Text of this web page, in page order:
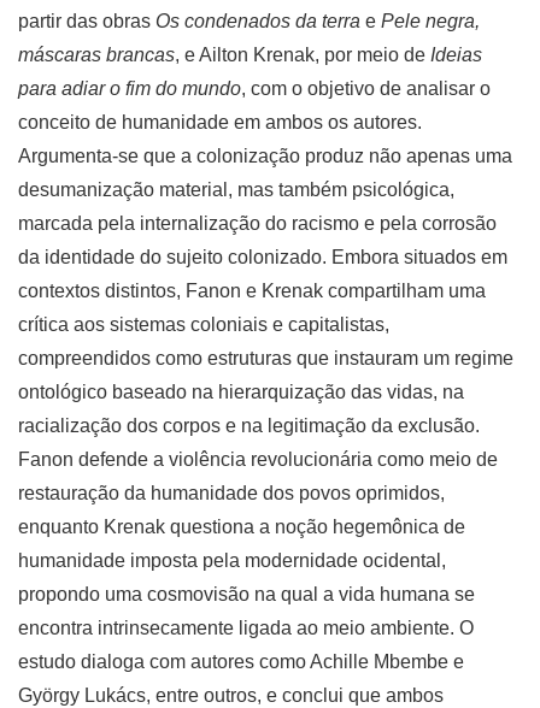
partir das obras Os condenados da terra e Pele negra,
máscaras brancas, e Ailton Krenak, por meio de Ideias
para adiar o fim do mundo, com o objetivo de analisar o
conceito de humanidade em ambos os autores.
Argumenta-se que a colonização produz não apenas uma
desumanização material, mas também psicológica,
marcada pela internalização do racismo e pela corrosão
da identidade do sujeito colonizado. Embora situados em
contextos distintos, Fanon e Krenak compartilham uma
crítica aos sistemas coloniais e capitalistas,
compreendidos como estruturas que instauram um regime
ontológico baseado na hierarquização das vidas, na
racialização dos corpos e na legitimação da exclusão.
Fanon defende a violência revolucionária como meio de
restauração da humanidade dos povos oprimidos,
enquanto Krenak questiona a noção hegemônica de
humanidade imposta pela modernidade ocidental,
propondo uma cosmovisão na qual a vida humana se
encontra intrinsecamente ligada ao meio ambiente. O
estudo dialoga com autores como Achille Mbembe e
György Lukács, entre outros, e conclui que ambos